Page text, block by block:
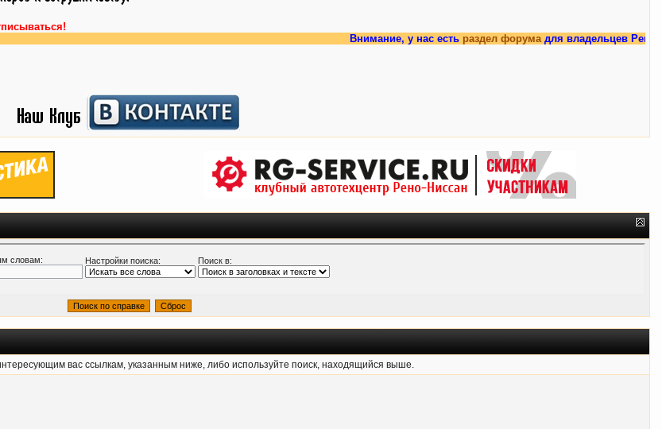
Внимание, у нас естьраздел форумадля владельцев Рено
словам: Настройки поиска: Поиск в:
вас ссылкам, указанным ниже, либо используйте поиск, находящийся выше.